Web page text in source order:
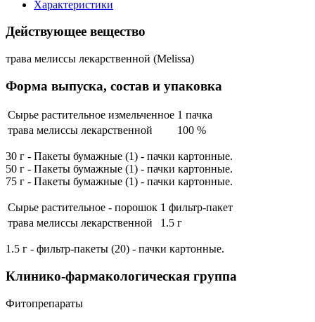
Характеристики
Действующее вещество
трава мелиссы лекарственной (Melissa)
Форма выпуска, состав и упаковка
Сырье растительное измельченное 1 пачка
трава мелиссы лекарственной
100 %
30 г - Пакеты бумажные (1) - пачки картонные.
50 г - Пакеты бумажные (1) - пачки картонные.
75 г - Пакеты бумажные (1) - пачки картонные.
Сырье растительное - порошок 1 фильтр-пакет
трава мелиссы лекарственной
1.5 г
1.5 г - фильтр-пакеты (20) - пачки картонные.
Клинико-фармакологическая группа
Фитопрепараты